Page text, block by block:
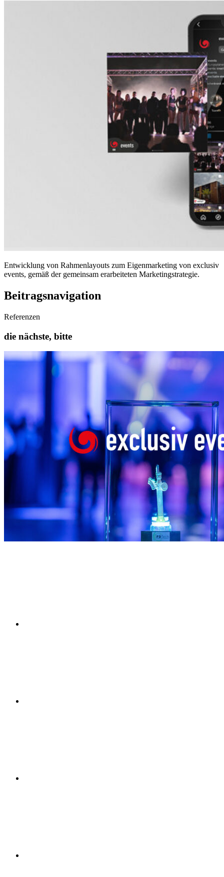
Entwicklung von Rahmenlayouts zum Eigenmarketing von exclusiv
events, gemäß der gemeinsam erarbeiteten Marketingstrategie.
Beitragsnavigation
Referenzen
die nächste, bitte